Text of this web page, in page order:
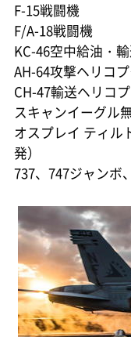
F-15戦闘機
F/A-18戦闘機
KC-46空中給油・
AH-64攻撃ヘリコ
CH-47輸送ヘリコ
スキャンイーグル
オスプレイ ティル
発）
737、747ジャンボ